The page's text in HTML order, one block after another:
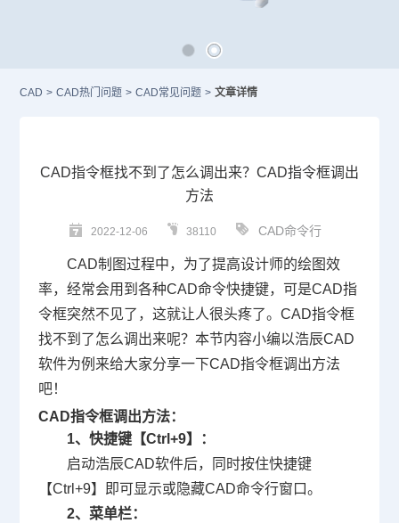
CAD > CAD热门问题 > CAD常见问题 > 文章详情
CAD指令框找不到了怎么调出来？CAD指令框调出
方法
2022-12-06 38110 CAD命令行
CAD制图过程中，为了提高设计师的绘图效
率，经常会用到各种CAD命令快捷键，可是CAD指
令框突然不见了，这就让人很头疼了。 CAD指令框
找不到了怎么调 出来呢？本节内容小编以浩辰CAD
软件为例来给大家分享一下CAD指令框调出方法
吧！
CAD指令框调出方法：
1、快捷键【Ctrl+9】：
启动浩辰CAD软件后，同时按住快捷键
【Ctrl+9】即可显示或隐藏CAD命令行窗口。
2、菜单栏：